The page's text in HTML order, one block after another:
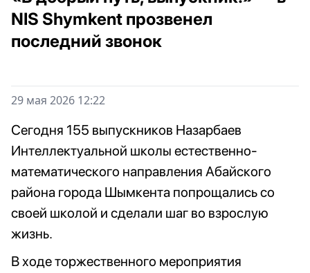
NIS Shymkent прозвенел
последний звонок
29 мая 2026 12:22
Сегодня 155 выпускников Назарбаев
Интеллектуальной школы естественно-
математического направления Абайского
района города Шымкента попрощались со
своей школой и сделали шаг во взрослую
жизнь.
В ходе торжественного мероприятия